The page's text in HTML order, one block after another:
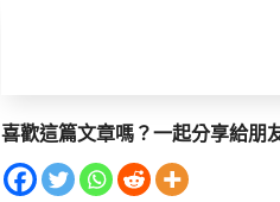
喜歡這篇文章嗎？一起分享給朋